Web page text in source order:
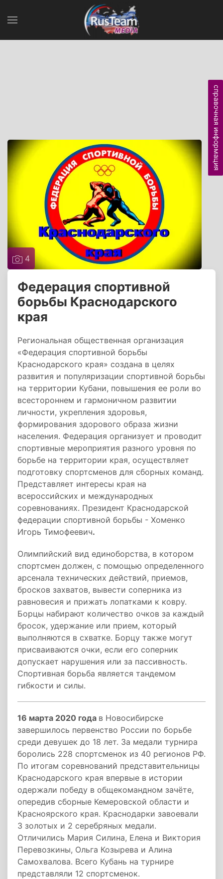
4
Федерация спортивной
борьбы Краснодарского
края
Региональная общественная организация
«Федерация спортивной борьбы
Краснодарского края» создана в целях
развития и популяризации спортивной борьбы
на территории Кубани, повышения ее роли во
всестороннем и гармоничном развитии
личности, укрепления здоровья,
формирования здорового образа жизни
населения. Федерация организует и проводит
спортивные мероприятия разного уровня по
борьбе на территории края, осуществляет
подготовку спортсменов для сборных команд.
Представляет интересы края на
всероссийских и международных
соревнованиях. Президент Краснодарской
федерации спортивной борьбы - Хоменко
Игорь Тимофеевич.
Олимпийский вид единоборства, в котором
спортсмен должен, с помощью определенного
арсенала технических действий, приемов,
бросков захватов, вывести соперника из
равновесия и прижать лопатками к ковру.
Борцы набирают количество очков за каждый
бросок, удержание или прием, который
выполняются в схватке. Борцу также могут
присваиваются очки, если его соперник
допускает нарушения или за пассивность.
Спортивная борьба является тандемом
гибкости и силы.
16 марта 2020 года в Новосибирске
завершилось первенство России по борьбе
среди девушек до 18 лет. За медали турнира
боролись 228 спортсменок из 40 регионов РФ.
По итогам соревнований представительницы
Краснодарского края впервые в истории
одержали победу в общекомандном зачёте,
опередив сборные Кемеровской области и
Красноярского края. Краснодарки завоевали
3 золотых и 2 серебряных медали.
Отличились Мария Силина, Елена и Виктория
Перевозкины, Ольга Козырева и Алина
Самохвалова. Всего Кубань на турнире
представляли 12 спортсменок.
справочная информация